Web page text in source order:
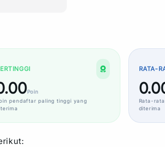
Poin
pendaftar paling tinggi yang
RATA-
Rata-rata
diterima